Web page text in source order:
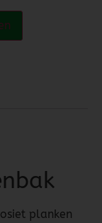
planken